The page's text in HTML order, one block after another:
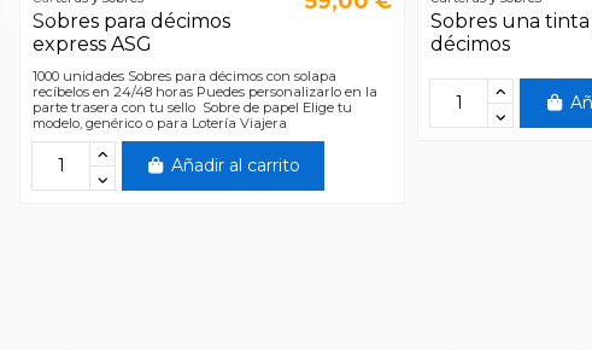
Sobres para décimos
express ASG
1000 unidades Sobres para décimos con solapa
recíbelos en 24/48 horas Puedes personalizarlo en la
parte trasera con tu sello Sobre de papel Elige tu
modelo, genérico o para Lotería Viajera
Añadir al carrito
Sobres una tinta
décimos